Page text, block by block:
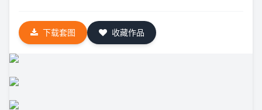
下载套图 收藏作品